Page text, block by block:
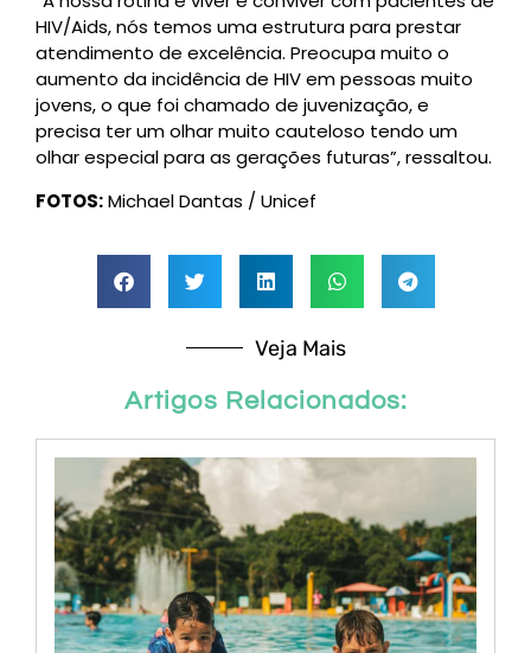
HIV/Aids, nós temos uma estrutura para prestar
atendimento de excelência. Preocupa muito o
aumento da incidência de HIV em pessoas muito
jovens, o que foi chamado de juvenização, e
precisa ter um olhar muito cauteloso tendo um
olhar especial para as gerações futuras”, ressaltou.
FOTOS:Michael Dantas / Unicef
Veja Mais
Artigos Relacionados: